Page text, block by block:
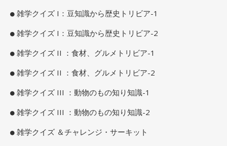
雑学クイズ I：豆知識から歴史トリビア-1
雑学クイズ I：豆知識から歴史トリビア-2
雑学クイズ II ：食材、グルメトリビア-1
雑学クイズ II ：食材、グルメトリビア-2
雑学クイズ III ：動物のもの知り知識-1
雑学クイズ III ：動物のもの知り知識-2
雑学クイズ ＆チャレンジ・サーキット